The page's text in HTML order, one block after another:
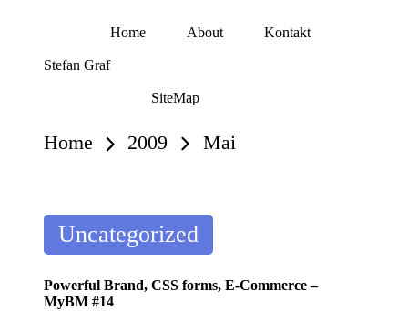
Stefan Graf
Home About Kontakt
SiteMap
Home 2009 Mai
Posted
in
Uncategorized
Powerful Brand, CSS forms, E-Commerce –
MyBM #14